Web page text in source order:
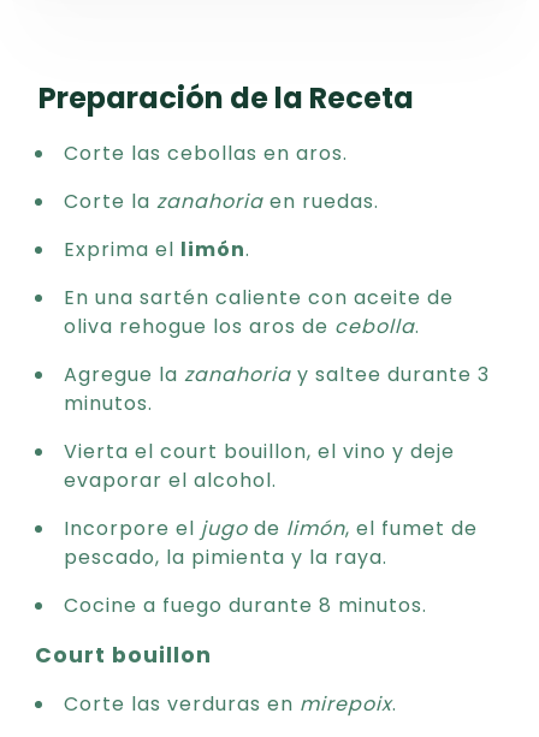
Preparación de la Receta
Corte las cebollas en aros.
Corte la zanahoria en ruedas.
Exprima el limón.
En una sartén caliente con aceite de
oliva rehogue los aros de cebolla.
Agregue la zanahoria y saltee durante 3
minutos.
Vierta el court bouillon, el vino y deje
evaporar el alcohol.
Incorpore el jugo de limón, el fumet de
pescado, la pimienta y la raya.
Cocine a fuego durante 8 minutos.
Court bouillon
Corte las verduras en mirepoix.